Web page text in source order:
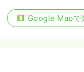
Google Mapで